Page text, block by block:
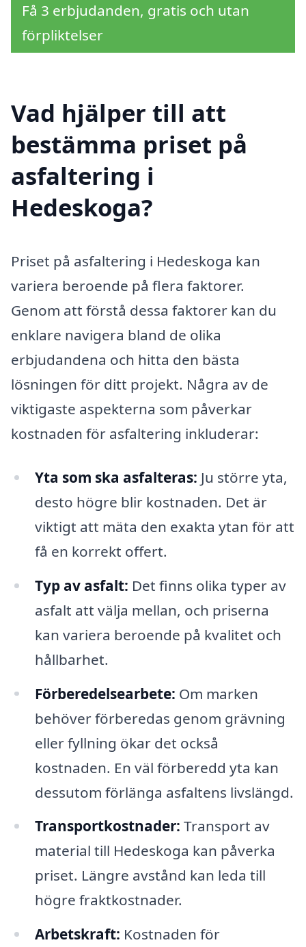
Få 3 erbjudanden, gratis och utan
förpliktelser
Vad hjälper till att
bestämma priset på
asfaltering i
Hedeskoga?
Priset på asfaltering i Hedeskoga kan
variera beroende på flera faktorer.
Genom att förstå dessa faktorer kan du
enklare navigera bland de olika
erbjudandena och hitta den bästa
lösningen för ditt projekt. Några av de
viktigaste aspekterna som påverkar
kostnaden för asfaltering inkluderar:
Yta som ska asfalteras: Ju större yta,
desto högre blir kostnaden. Det är
viktigt att mäta den exakta ytan för att
få en korrekt offert.
Typ av asfalt: Det finns olika typer av
asfalt att välja mellan, och priserna
kan variera beroende på kvalitet och
hållbarhet.
Förberedelsearbete: Om marken
behöver förberedas genom grävning
eller fyllning ökar det också
kostnaden. En väl förberedd yta kan
dessutom förlänga asfaltens livslängd.
Transportkostnader: Transport av
material till Hedeskoga kan påverka
priset. Längre avstånd kan leda till
högre fraktkostnader.
Arbetskraft: Kostnaden för